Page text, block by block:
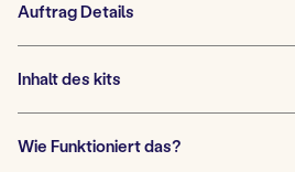
Auftrag Details
Inhalt des kits
Wie Funktioniert das?